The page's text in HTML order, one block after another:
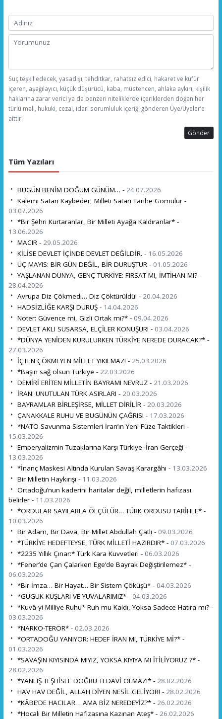
Suç teşkil edecek, yasadışı, tehditkar, rahatsız edici, hakaret ve küfür
içeren, aşağılayıcı, küçük düşürücü, kaba, müstehcen, ahlaka aykırı, kişilik
haklarına zarar verici ya da benzeri niteliklerde içeriklerden doğan her
türlü mali, hukuki, cezai, idari sorumluluk içeriği gönderen Üye/Üyeler’e
aittir.
Gönder
Tüm Yazıları
BUGÜN BENİM DOĞUM GÜNÜM… - 24.07.2026
Kalemi Satan Kaybeder, Milleti Satan Tarihe Gömülür -
03.07.2026
*Bir Şehri Kurtaranlar, Bir Milleti Ayağa Kaldıranlar* -
13.06.2026
MACIR - 29.05.2026
KİLİSE DEVLET İÇİNDE DEVLET DEĞİLDİR. - 16.05.2026
ÜÇ MAYIS: BİR GÜN DEĞİL, BİR DURUŞTUR - 01.05.2026
YAŞLANAN DÜNYA, GENÇ TÜRKİYE: FIRSAT MI, İMTİHAN MI? -
28.04.2026
Avrupa Diz Çökmedi… Diz Çöktürüldü! - 20.04.2026
HADSİZLİĞE KARŞI DURUŞ - 14.04.2026
Noter: Güvence mi, Gizli Ortak mı?* - 09.04.2026
DEVLET AKLI SUSARSA, ELÇİLER KONUŞUR! - 03.04.2026
*DÜNYA YENİDEN KURULURKEN TÜRKİYE NEREDE DURACAK?* -
27.03.2026
İÇTEN ÇÖKMEYEN MİLLET YIKILMAZ! - 25.03.2026
*Başın sağ olsun Türkiye - 22.03.2026
DEMİRİ ERİTEN MİLLETİN BAYRAMI NEVRUZ - 21.03.2026
İRAN: UNUTULAN TÜRK ASIRLARI - 20.03.2026
BAYRAMLAR BİRLEŞİRSE, MİLLET DİRİLİR - 20.03.2026
ÇANAKKALE RUHU VE BUGÜNÜN ÇAĞRISI - 17.03.2026
*NATO Savunma Sistemleri İran’ın Yeni Füze Taktikleri -
15.03.2026
Emperyalizmin Tuzaklarına Karşı Türkiye–İran Gerçeği -
13.03.2026
*İnanç Maskesi Altında Kurulan Savaş Karargâhı - 13.03.2026
Bir Milletin Haykırışı - 11.03.2026
Ortadoğu’nun kaderini haritalar değil, milletlerin hafızası
belirler - 11.03.2026
*ORDULAR SAYILARLA ÖLÇÜLÜR… TÜRK ORDUSU TARİHLE* -
10.03.2026
Bir Adam, Bir Dava, Bir Millet Abdullah Çatlı - 09.03.2026
*TÜRKİYE HEDEFTEYSE, TÜRK MİLLETİ HAZIRDIR* - 07.03.2026
*2235 Yıllık Çınar:* Türk Kara Kuvvetleri - 06.03.2026
*Fener’de Çan Çalarken Ege’de Bayrak Değiştirilemez* -
06.03.2026
*Bir İmza… Bir Hayat… Bir Sistem Çöküşü* - 04.03.2026
*GUGUK KUŞLARI VE YUVALARIMIZ* - 04.03.2026
*Kuvâ-yi Milliye Ruhu* Ruh mu Kaldı, Yoksa Sadece Hatıra mı? -
03.03.2026
*NARKO-TERÖR* - 02.03.2026
*ORTADOĞU YANIYOR: HEDEF İRAN MI, TÜRKİYE Mİ?* -
01.03.2026
*SAVAŞIN KIYISINDA MIYIZ, YOKSA KIYIYA MI İTİLİYORUZ ?* -
28.02.2026
*YANLIŞ TEŞHİSLE DOĞRU TEDAVİ OLMAZ!* - 28.02.2026
HAV HAV DEĞİL, ALLAH DİYEN NESİL GELİYOR! - 28.02.2026
*KÂBE’DE HACILAR… AMA BİZ NEREDEYİZ?* - 26.02.2026
*Hocalı Bir Milletin Hafızasına Kazınan Ateş* - 26.02.2026